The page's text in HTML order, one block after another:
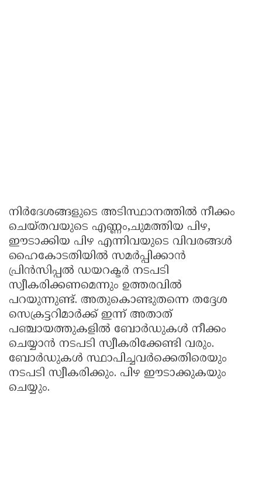
നിർദേശങ്ങളുടെ അടിസ്ഥാനത്തിൽ നീക്കം
ചെയ്തവയുടെ എണ്ണം,ചുമത്തിയ പിഴ,
ഈടാക്കിയ പിഴ എന്നിവയുടെ വിവരങ്ങൾ
ഹൈകോടതിയിൽ സമർപ്പിക്കാൻ
പ്രിൻസിപ്പൽ ഡയറക്ടർ നടപടി
സ്വീകരിക്കണമെന്നും ഉത്തരവിൽ
പറയുന്നുണ്ട്. അതുകൊണ്ടുതന്നെ തദ്ദേശ
സെക്രട്ടറിമാർക്ക് ഇന്ന് അതാത്
പഞ്ചായത്തുകളിൽ ബോർഡുകൾ നീക്കം
ചെയ്യാൻ നടപടി സ്വീകരിക്കേണ്ടി വരും.
ബോർഡുകൾ സ്ഥാപിച്ചവർക്കെതിരെയും
നടപടി സ്വീകരിക്കും. പിഴ ഈടാക്കുകയും
ചെയ്യും.